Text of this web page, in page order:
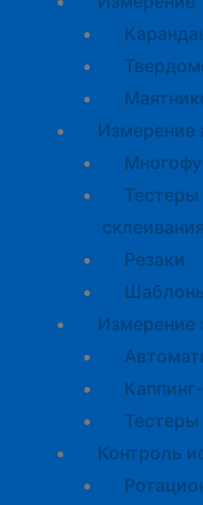
Измерение
Тестеры
склеивания
Резаки
Измерение
Тестеры
Контроль